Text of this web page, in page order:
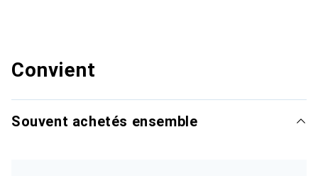
Convient
Souvent achetés ensemble